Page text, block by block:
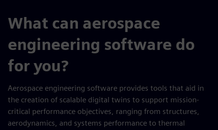
What can aerospace
engineering software do
for you?
Aerospace engineering software provides tools that aid in
the creation of scalable digital twins to support mission-
critical performance objectives, ranging from structures,
aerodynamics, and systems performance to thermal